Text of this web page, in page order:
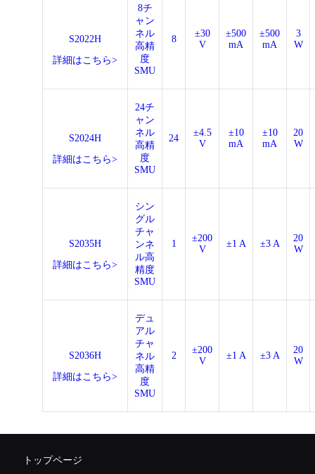
S2022H
詳細はこちら>
8チ
ャン
ネル
高精
度
SMU
8
±30
V
±500
mA
±500
mA
3
W
S2024H
詳細はこちら>
24チ
ャン
ネル
高精
度
SMU
24
±4.5
V
±10
mA
±10
mA
20
W
S2035H
詳細はこちら>
シン
グル
チャ
ンネ
ル高
精度
SMU
1
±200
V
±1 A ±3 A
20
W
S2036H
詳細はこちら>
デュ
アル
チャ
ネル
高精
度
SMU
2
±200
V
±1 A ±3 A
20
W
トップページ